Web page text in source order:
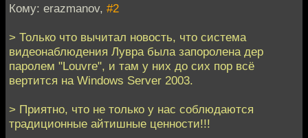
Кому: erazmanov, #2
> Только что вычитал новость, что система
видеонаблюдения Лувра была запоролена дер
паролем "Louvre", и там у них до сих пор всё
вертится на Windows Server 2003.
> Приятно, что не только у нас соблюдаются
традиционные айтишные ценности!!!